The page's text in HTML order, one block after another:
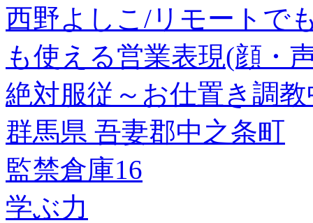
西野よしこ/リモートで
も使える営業表現(顔・
絶対服従～お仕置き調
群馬県 吾妻郡中之条町
監禁倉庫16
学ぶ力